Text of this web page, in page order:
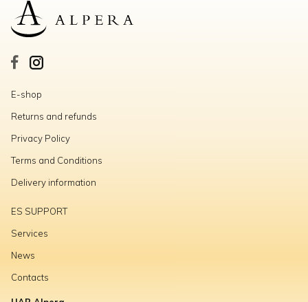
E-shop
Returns and refunds
Privacy Policy
Terms and Conditions
Delivery information
ES SUPPORT
Services
News
Contacts